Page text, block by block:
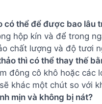
có thể để được bao lâu
hộp kín và để trong
chất lượng và độ tươi
thì có thể thay thế
đông cô khô hoặc các
khác một chút so với
mịn và không bị nát?